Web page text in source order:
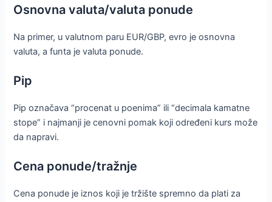
Osnovna valuta/valuta ponude
Na primer, u valutnom paru EUR/GBP, evro je osnovna
valuta, a funta je valuta ponude.
Pip
Pip označava “procenat u poenima” ili “decimala kamatne
stope” i najmanji je cenovni pomak koji određeni kurs može
da napravi.
Cena ponude/tražnje
Cena ponude je iznos koji je tržište spremno da plati za